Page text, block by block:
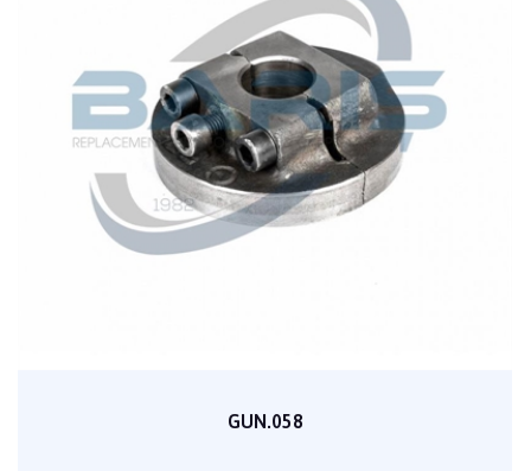
GUN.058